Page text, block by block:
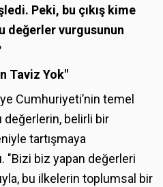
Peki, bu çıkış kime
değerler vurgusunun
Taviz Yok"
Cumhuriyeti’nin temel
değerlerin, belirli bir
tartışmaya
"Bizi biz yapan değerleri
bu ilkelerin toplumsal bir